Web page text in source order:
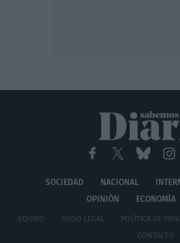
SOCIEDAD NACIONAL
OPINIÓN
ECONOMÍA
EQUIPO AVISO LEGAL POLÍTICA DE
CONTACTO